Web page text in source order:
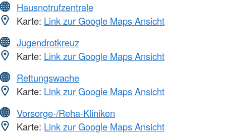
Hausnotrufzentrale
Karte: Link zur Google Maps Ansicht
Jugendrotkreuz
Karte: Link zur Google Maps Ansicht
Rettungswache
Karte: Link zur Google Maps Ansicht
Vorsorge-/Reha-Kliniken
Karte: Link zur Google Maps Ansicht